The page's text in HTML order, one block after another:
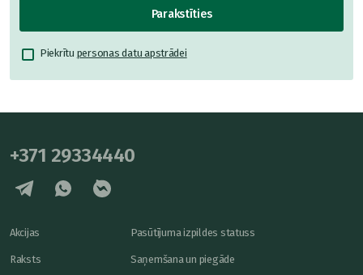
Parakstīties
Piekrītu personas datu apstrādei
+371 29334440
Akcijas
Raksts
Pasūtījuma izpildes statuss
Saņemšana un piegāde